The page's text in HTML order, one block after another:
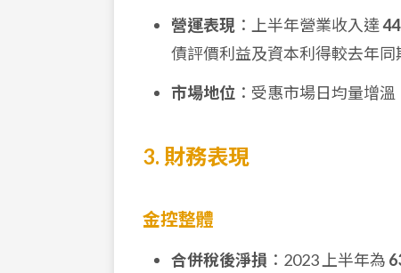
營運表現 ：上半年營業收入達
債評價利益及資本利得較去年同
市場地位 ：受惠市場日均量增
3. 財務表現
金控整體
合併稅後淨損 ：2023 上半年為